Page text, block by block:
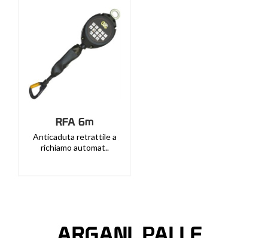
RFA 6m
Anticaduta retrattile a
richiamo automat..